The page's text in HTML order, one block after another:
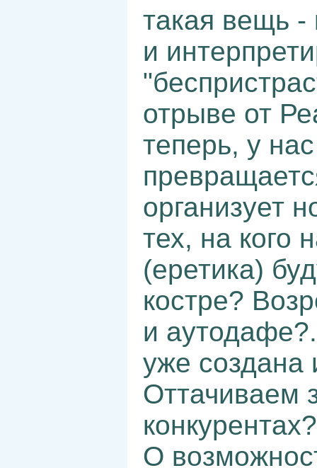
такая вещь -
и
отрыве от
теперь, у
организует
тех, на кого
(еретика)
костре?
и
уже создана
Оттачиваем
О